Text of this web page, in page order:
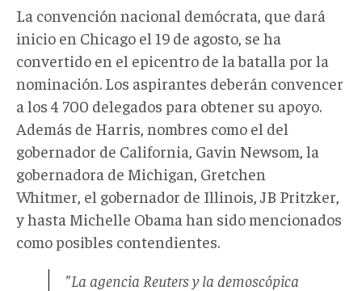
La convención nacional demócrata, que dará
inicio en Chicago el 19 de agosto, se ha
convertido en el epicentro de la batalla por la
nominación. Los aspirantes deberán convencer
a los 4 700 delegados para obtener su apoyo.
Además de Harris, nombres como el del
gobernador de California, Gavin Newsom, la
gobernadora de Michigan, Gretchen
Whitmer, el gobernador de Illinois, JB Pritzker,
y hasta Michelle Obama han sido mencionados
como posibles contendientes.
"La agencia Reuters y la demoscópica